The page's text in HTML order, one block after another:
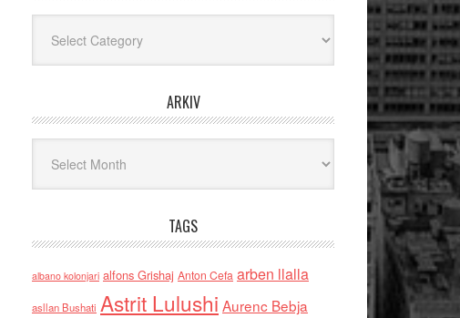
ARKIV
TAGS
albano kolonjari alfons Grishaj Anton Cefa arben llalla
asllan Bushati Astrit Lulushi Aurenc Bebja